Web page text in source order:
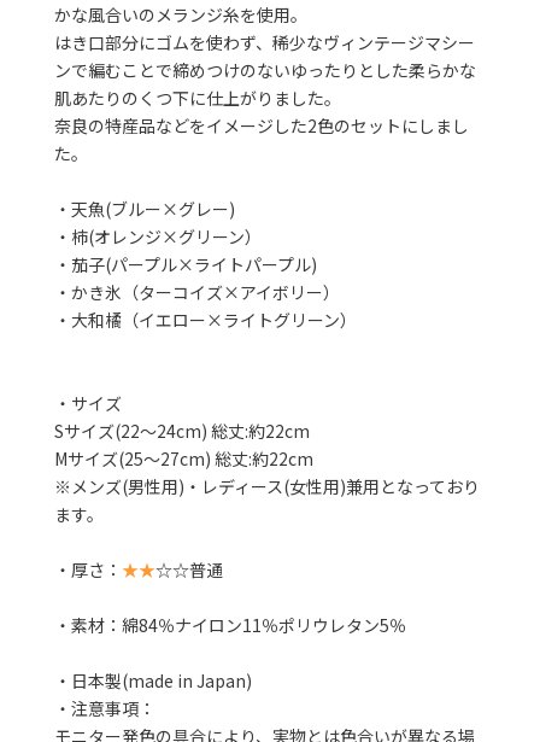
かな風合いのメランジ糸を使用。
はき口部分にゴムを使わず、稀少なヴィンテージマシー
ンで編むことで締めつけのないゆったりとした柔らかな
肌あたりのくつ下に仕上がりました。
奈良の特産品などをイメージした2色のセットにしまし
た。
・天魚(ブルー×グレー)
・柿(オレンジ×グリーン）
・茄子(パープル×ライトパープル)
・かき氷（ターコイズ×アイボリー）
・大和橘（イエロー×ライトグリーン）
・サイズ
Sサイズ(22～24cm) 総丈:約22cm
Mサイズ(25～27cm) 総丈:約22cm
※メンズ(男性用)・レディース(女性用)兼用となっており
ます。
・厚さ： ★★☆☆普通
・素材：綿84％ナイロン11％ポリウレタン5％
・日本製(made in Japan)
・注意事項：
モニター発色の具合により、実物とは色合いが異なる場